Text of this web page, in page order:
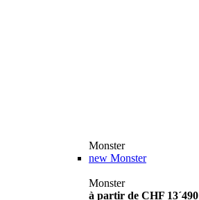
Monster
new Monster
Monster
à partir de CHF 13´490